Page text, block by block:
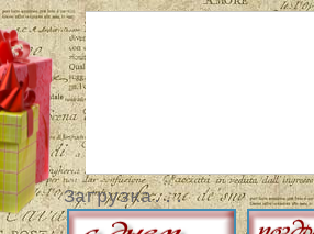
Загрузка...